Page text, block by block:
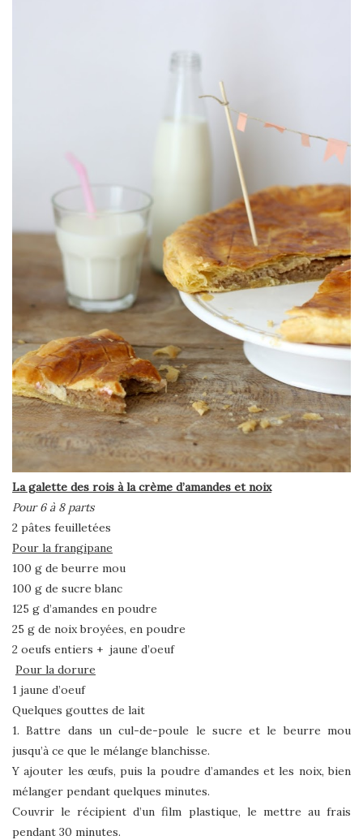
La galette des rois à la crème d’amandes et noix
Pour 6 à 8 parts
2 pâtes feuilletées
Pour la frangipane
100 g de beurre mou
100 g de sucre blanc
125 g d’amandes en poudre
25 g de noix broyées, en poudre
2 oeufs entiers + jaune d’oeuf
Pour la dorure
1 jaune d’oeuf
Quelques gouttes de lait
1. Battre dans un cul-de-poule le sucre et le beurre mou
jusqu’à ce que le mélange blanchisse.
Y ajouter les œufs, puis la poudre d’amandes et les noix, bien
mélanger pendant quelques minutes.
Couvrir le récipient d’un film plastique, le mettre au frais
pendant 30 minutes.